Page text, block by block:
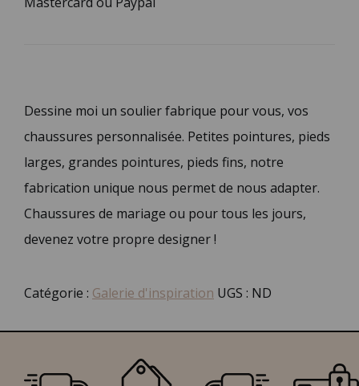
Dessine moi un soulier fabrique pour vous, vos
chaussures personnalisée. Petites pointures, pieds
larges, grandes pointures, pieds fins, notre
fabrication unique nous permet de nous adapter.
Chaussures de mariage ou pour tous les jours,
devenez votre propre designer !
Catégorie : Galerie d'inspiration UGS : ND